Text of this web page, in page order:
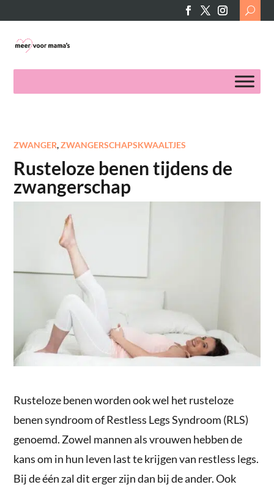
Search
for:
ZWANGER,ZWANGERSCHAPSKWAALTJES
Rusteloze benen tijdens de
zwangerschap
Rusteloze benen worden ook wel het rusteloze
benen syndroom of Restless Legs Syndroom (RLS)
genoemd. Zowel mannen als vrouwen hebben de
kans om in hun leven last te krijgen van restless legs.
Bij de één zal dit erger zijn dan bij de ander. Ook